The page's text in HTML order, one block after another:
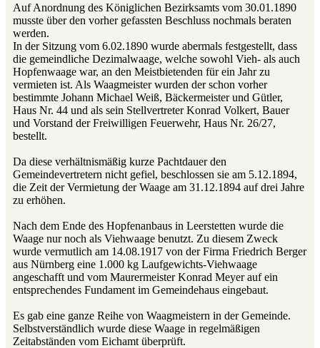
Auf Anordnung des Königlichen Bezirksamts vom 30.01.1890
musste über den vorher gefassten Beschluss nochmals beraten
werden.
In der Sitzung vom 6.02.1890 wurde abermals festgestellt, dass
die gemeindliche Dezimalwaage, welche sowohl Vieh- als auch
Hopfenwaage war, an den Meistbietenden für ein Jahr zu
vermieten ist. Als Waagmeister wurden der schon vorher
bestimmte Johann Michael Weiß, Bäckermeister und Gütler,
Haus Nr. 44 und als sein Stellvertreter Konrad Volkert, Bauer
und Vorstand der Freiwilligen Feuerwehr, Haus Nr. 26/27,
bestellt.
Da diese verhältnismäßig kurze Pachtdauer den
Gemeindevertretern nicht gefiel, beschlossen sie am 5.12.1894,
die Zeit der Vermietung der Waage am 31.12.1894 auf drei Jahre
zu erhöhen.
Nach dem Ende des Hopfenanbaus in Leerstetten wurde die
Waage nur noch als Viehwaage benutzt. Zu diesem Zweck
wurde vermutlich am 14.08.1917 von der Firma Friedrich Berger
aus Nürnberg eine 1.000 kg Laufgewichts-Viehwaage
angeschafft und vom Maurermeister Konrad Meyer auf ein
entsprechendes Fundament im Gemeindehaus eingebaut.
Es gab eine ganze Reihe von Waagmeistern in der Gemeinde.
Selbstverständlich wurde diese Waage in regelmäßigen
Zeitabständen vom Eichamt überprüft.